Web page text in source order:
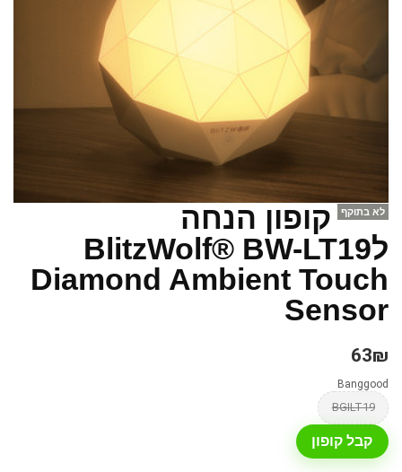
לא בתוקף
קופון הנחה
לBlitzWolf® BW-LT19
Diamond Ambient Touch
Sensor
63₪
Banggood
BGILT19
קבל קופון